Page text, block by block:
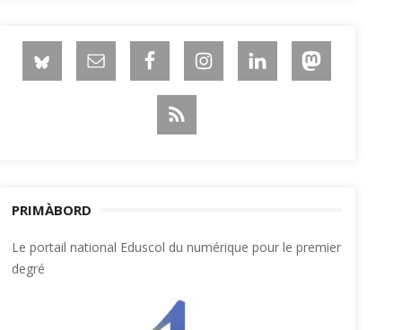
PRIMÀBORD
Le portail national Eduscol du numérique pour le premier
degré